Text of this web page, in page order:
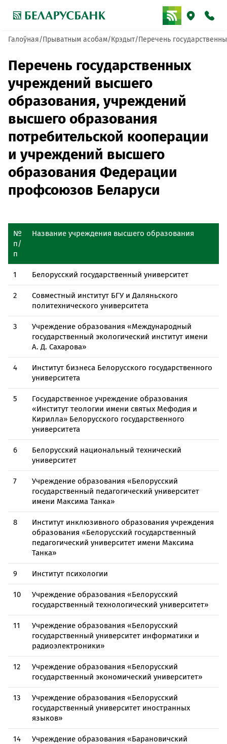
Галоўная Прыватным асобам Крэдыт Перечень
Перечень государственных
учреждений высшего
образования, учреждений
высшего образования
потребительской кооперации
и учреждений высшего
образования Федерации
профсоюзов Беларуси
№
п/
п
Название учреждения высшего образования
1 Белорусский государственный университет
2
Совместный институт БГУ и Даляньского
политехнического университета
3
Учреждение образования «Международный
государственный экологический институт имени
А. Д. Сахарова»
4
Институт бизнеса Белорусского государственного
университета
5
Государственное учреждение образования
«Институт теологии имени святых Мефодия и
Кирилла» Белорусского государственного
университета
6
Белорусский национальный технический
университет
7
Учреждение образования «Белорусский
государственный педагогический университет
имени Максима Танка»
8
Институт инклюзивного образования учреждения
образования «Белорусский государственный
педагогический университет имени Максима
Танка»
9 Институт психологии
10
Учреждение образования «Белорусский
государственный технологический университет»
11
Учреждение образования «Белорусский
государственный университет информатики и
радиоэлектроники»
12
Учреждение образования «Белорусский
государственный экономический университет»
13
Учреждение образования «Белорусский
государственный университет иностранных
языков»
14
Учреждение образования «Барановичский